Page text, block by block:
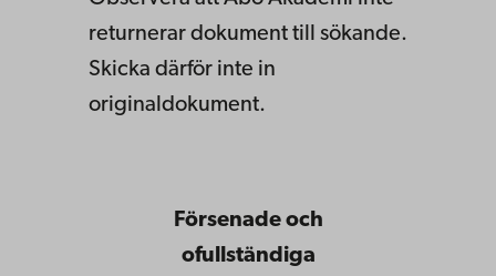
returnerar dokument till sökande.
Skicka därför inte in
originaldokument.
Försenade och
ofullständiga